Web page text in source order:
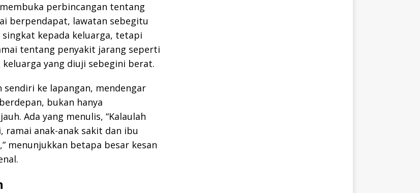
perbincangan tentang
berpendapat, lawatan sebegitu
kepada keluarga, tetapi
tentang penyakit jarang seperti
yang diuji sebegini berat.
ke lapangan, mendengar
bukan hanya
Ada yang menulis, “Kalaulah
anak-anak sakit dan ibu
menunjukkan betapa besar kesan